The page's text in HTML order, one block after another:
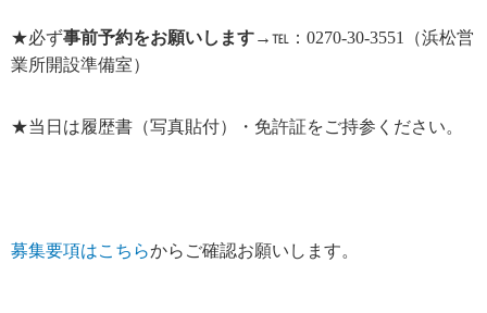
★必ず事前予約をお願いします→℡：0270-30-3551（浜松営
業所開設準備室）
★当日は履歴書（写真貼付）・免許証をご持参ください。
募集要項はこちらからご確認お願いします。